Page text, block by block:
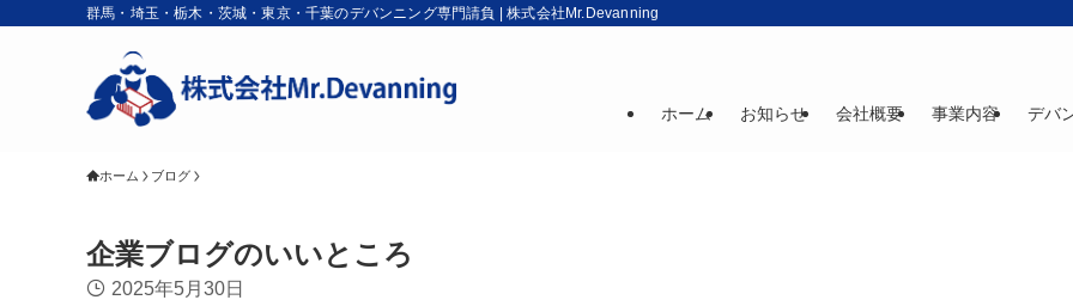
群馬・埼玉・栃木・茨城・東京・千葉のデバンニング専門請負 | 株式会社Mr.Devanning
ホーム お知らせ 会社概要 事業内容 デバ
ホーム ブログ
企業ブログのいいところ
2025年5月30日